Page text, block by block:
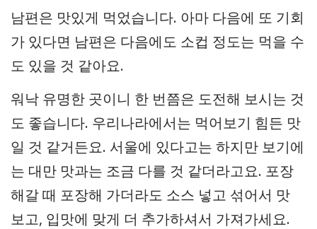
남편은 맛있게 먹었습니다. 아마 다음에 또 기회
가 있다면 남편은 다음에도 소컵 정도는 먹을 수
도 있을 것 같아요.
워낙 유명한 곳이니 한 번쯤은 도전해 보시는 것
도 좋습니다. 우리나라에서는 먹어보기 힘든 맛
일 것 같거든요. 서울에 있다고는 하지만 보기에
는 대만 맛과는 조금 다를 것 같더라고요. 포장
해갈 때 포장해 가더라도 소스 넣고 섞어서 맛
보고, 입맛에 맞게 더 추가하셔서 가져가세요.